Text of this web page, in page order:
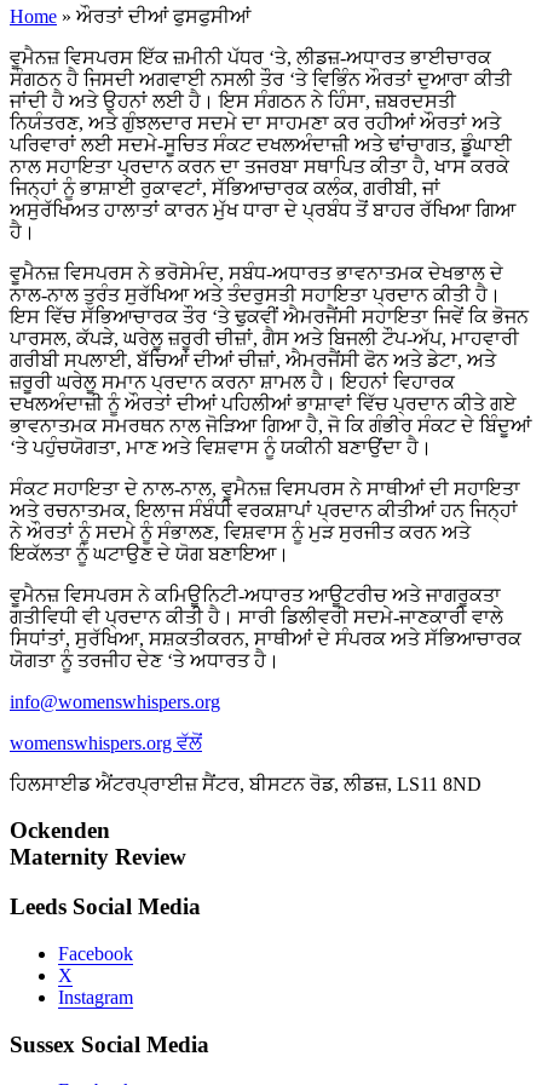
Home » ਔਰਤਾਂ ਦੀਆਂ ਫੁਸਫੁਸੀਆਂ
ਵੂਮੈਨਜ਼ ਵਿਸਪਰਸ ਇੱਕ ਜ਼ਮੀਨੀ ਪੱਧਰ ‘ਤੇ, ਲੀਡਜ਼-ਅਧਾਰਤ ਭਾਈਚਾਰਕ
ਸੰਗਠਨ ਹੈ ਜਿਸਦੀ ਅਗਵਾਈ ਨਸਲੀ ਤੌਰ ‘ਤੇ ਵਿਭਿੰਨ ਔਰਤਾਂ ਦੁਆਰਾ ਕੀਤੀ
ਜਾਂਦੀ ਹੈ ਅਤੇ ਉਹਨਾਂ ਲਈ ਹੈ। ਇਸ ਸੰਗਠਨ ਨੇ ਹਿੰਸਾ, ਜ਼ਬਰਦਸਤੀ
ਨਿਯੰਤਰਣ, ਅਤੇ ਗੁੰਝਲਦਾਰ ਸਦਮੇ ਦਾ ਸਾਹਮਣਾ ਕਰ ਰਹੀਆਂ ਔਰਤਾਂ ਅਤੇ
ਪਰਿਵਾਰਾਂ ਲਈ ਸਦਮੇ-ਸੂਚਿਤ ਸੰਕਟ ਦਖਲਅੰਦਾਜ਼ੀ ਅਤੇ ਢਾਂਚਾਗਤ, ਡੂੰਘਾਈ
ਨਾਲ ਸਹਾਇਤਾ ਪ੍ਰਦਾਨ ਕਰਨ ਦਾ ਤਜਰਬਾ ਸਥਾਪਿਤ ਕੀਤਾ ਹੈ, ਖਾਸ ਕਰਕੇ
ਜਿਨ੍ਹਾਂ ਨੂੰ ਭਾਸ਼ਾਈ ਰੁਕਾਵਟਾਂ, ਸੱਭਿਆਚਾਰਕ ਕਲੰਕ, ਗਰੀਬੀ, ਜਾਂ
ਅਸੁਰੱਖਿਅਤ ਹਾਲਾਤਾਂ ਕਾਰਨ ਮੁੱਖ ਧਾਰਾ ਦੇ ਪ੍ਰਬੰਧ ਤੋਂ ਬਾਹਰ ਰੱਖਿਆ ਗਿਆ
ਹੈ।
ਵੂਮੈਨਜ਼ ਵਿਸਪਰਸ ਨੇ ਭਰੋਸੇਮੰਦ, ਸਬੰਧ-ਅਧਾਰਤ ਭਾਵਨਾਤਮਕ ਦੇਖਭਾਲ ਦੇ
ਨਾਲ-ਨਾਲ ਤੁਰੰਤ ਸੁਰੱਖਿਆ ਅਤੇ ਤੰਦਰੁਸਤੀ ਸਹਾਇਤਾ ਪ੍ਰਦਾਨ ਕੀਤੀ ਹੈ।
ਇਸ ਵਿੱਚ ਸੱਭਿਆਚਾਰਕ ਤੌਰ ‘ਤੇ ਢੁਕਵੀਂ ਐਮਰਜੈਂਸੀ ਸਹਾਇਤਾ ਜਿਵੇਂ ਕਿ ਭੋਜਨ
ਪਾਰਸਲ, ਕੱਪੜੇ, ਘਰੇਲੂ ਜ਼ਰੂਰੀ ਚੀਜ਼ਾਂ, ਗੈਸ ਅਤੇ ਬਿਜਲੀ ਟੌਪ-ਅੱਪ, ਮਾਹਵਾਰੀ
ਗਰੀਬੀ ਸਪਲਾਈ, ਬੱਚਿਆਂ ਦੀਆਂ ਚੀਜ਼ਾਂ, ਐਮਰਜੈਂਸੀ ਫੋਨ ਅਤੇ ਡੇਟਾ, ਅਤੇ
ਜ਼ਰੂਰੀ ਘਰੇਲੂ ਸਮਾਨ ਪ੍ਰਦਾਨ ਕਰਨਾ ਸ਼ਾਮਲ ਹੈ। ਇਹਨਾਂ ਵਿਹਾਰਕ
ਦਖਲਅੰਦਾਜ਼ੀ ਨੂੰ ਔਰਤਾਂ ਦੀਆਂ ਪਹਿਲੀਆਂ ਭਾਸ਼ਾਵਾਂ ਵਿੱਚ ਪ੍ਰਦਾਨ ਕੀਤੇ ਗਏ
ਭਾਵਨਾਤਮਕ ਸਮਰਥਨ ਨਾਲ ਜੋੜਿਆ ਗਿਆ ਹੈ, ਜੋ ਕਿ ਗੰਭੀਰ ਸੰਕਟ ਦੇ ਬਿੰਦੂਆਂ
‘ਤੇ ਪਹੁੰਚਯੋਗਤਾ, ਮਾਣ ਅਤੇ ਵਿਸ਼ਵਾਸ ਨੂੰ ਯਕੀਨੀ ਬਣਾਉਂਦਾ ਹੈ।
ਸੰਕਟ ਸਹਾਇਤਾ ਦੇ ਨਾਲ-ਨਾਲ, ਵੂਮੈਨਜ਼ ਵਿਸਪਰਸ ਨੇ ਸਾਥੀਆਂ ਦੀ ਸਹਾਇਤਾ
ਅਤੇ ਰਚਨਾਤਮਕ, ਇਲਾਜ ਸੰਬੰਧੀ ਵਰਕਸ਼ਾਪਾਂ ਪ੍ਰਦਾਨ ਕੀਤੀਆਂ ਹਨ ਜਿਨ੍ਹਾਂ
ਨੇ ਔਰਤਾਂ ਨੂੰ ਸਦਮੇ ਨੂੰ ਸੰਭਾਲਣ, ਵਿਸ਼ਵਾਸ ਨੂੰ ਮੁੜ ਸੁਰਜੀਤ ਕਰਨ ਅਤੇ
ਇਕੱਲਤਾ ਨੂੰ ਘਟਾਉਣ ਦੇ ਯੋਗ ਬਣਾਇਆ।
ਵੂਮੈਨਜ਼ ਵਿਸਪਰਸ ਨੇ ਕਮਿਊਨਿਟੀ-ਅਧਾਰਤ ਆਊਟਰੀਚ ਅਤੇ ਜਾਗਰੂਕਤਾ
ਗਤੀਵਿਧੀ ਵੀ ਪ੍ਰਦਾਨ ਕੀਤੀ ਹੈ। ਸਾਰੀ ਡਿਲੀਵਰੀ ਸਦਮੇ-ਜਾਣਕਾਰੀ ਵਾਲੇ
ਸਿਧਾਂਤਾਂ, ਸੁਰੱਖਿਆ, ਸਸ਼ਕਤੀਕਰਨ, ਸਾਥੀਆਂ ਦੇ ਸੰਪਰਕ ਅਤੇ ਸੱਭਿਆਚਾਰਕ
ਯੋਗਤਾ ਨੂੰ ਤਰਜੀਹ ਦੇਣ ‘ਤੇ ਅਧਾਰਤ ਹੈ।
info@womenswhispers.org
womenswhispers.org ਵੱਲੋਂ
ਹਿਲਸਾਈਡ ਐਂਟਰਪ੍ਰਾਈਜ਼ ਸੈਂਟਰ, ਬੀਸਟਨ ਰੋਡ, ਲੀਡਜ਼, LS11 8ND
Ockenden
Maternity Review
Leeds Social Media
Facebook
X
Instagram
Sussex Social Media